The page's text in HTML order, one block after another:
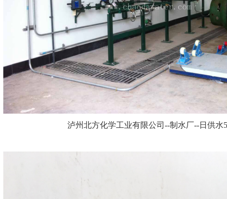
泸州北方化学工业有限公司--制水厂--日供水